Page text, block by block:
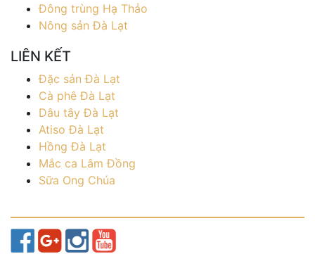
Đông trùng Hạ Thảo
Nông sản Đà Lạt
LIÊN KẾT
Đặc sản Đà Lạt
Cà phê Đà Lạt
Dâu tây Đà Lạt
Atiso Đà Lạt
Hồng Đà Lạt
Mắc ca Lâm Đồng
Sữa Ong Chúa